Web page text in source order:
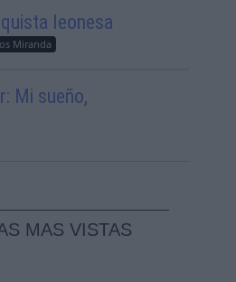
leonesa
Miranda
Mi sueño,
MAS VISTAS